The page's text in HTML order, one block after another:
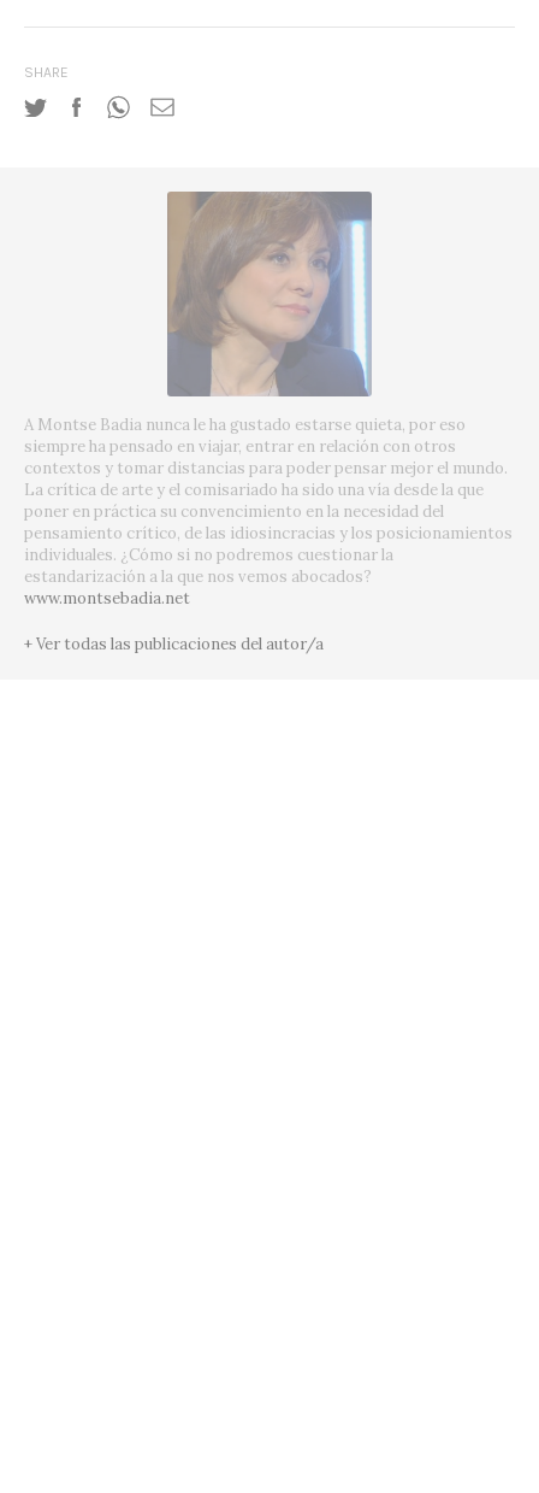
SHARE
A Montse Badia nunca le ha gustado estarse quieta, por eso
siempre ha pensado en viajar, entrar en relación con otros
contextos y tomar distancias para poder pensar mejor el mundo.
La crítica de arte y el comisariado ha sido una vía desde la que
poner en práctica su convencimiento en la necesidad del
pensamiento crítico, de las idiosincracias y los posicionamientos
individuales. ¿Cómo si no podremos cuestionar la
estandarización a la que nos vemos abocados?
www.montsebadia.net
+ Ver todas las publicaciones del autor/a